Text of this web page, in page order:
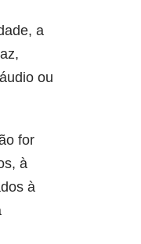
a
ou
for
à
à